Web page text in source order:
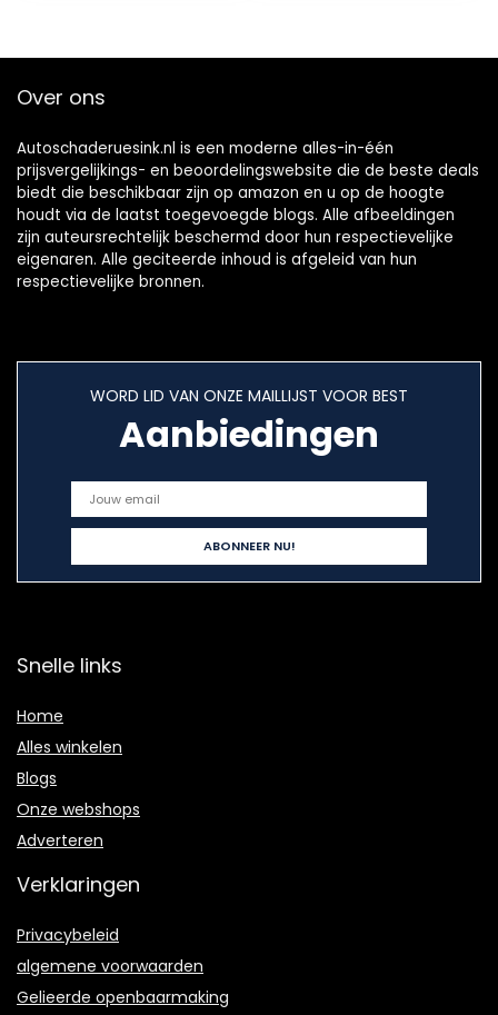
Over ons
Autoschaderuesink.nl is een moderne alles-in-één
prijsvergelijkings- en beoordelingswebsite die de beste deals
biedt die beschikbaar zijn op amazon en u op de hoogte
houdt via de laatst toegevoegde blogs. Alle afbeeldingen
zijn auteursrechtelijk beschermd door hun respectievelijke
eigenaren. Alle geciteerde inhoud is afgeleid van hun
respectievelijke bronnen.
WORD LID VAN ONZE MAILLIJST VOOR BEST
Aanbiedingen
Snelle links
Home
Alles winkelen
Blogs
Onze webshops
Adverteren
Verklaringen
Privacybeleid
algemene voorwaarden
Gelieerde openbaarmaking